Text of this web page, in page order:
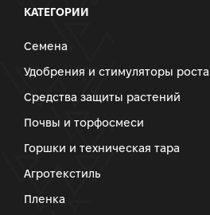
КАТЕГОРИИ
Семена
Удобрения и стимуляторы роста
Средства защиты растений
Почвы и торфосмеси
Горшки и техническая тара
Агротекстиль
Пленка